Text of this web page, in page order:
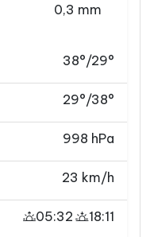
0,3 mm
38°/29°
29°/38°
998 hPa
23 km/h
05:32 18:11